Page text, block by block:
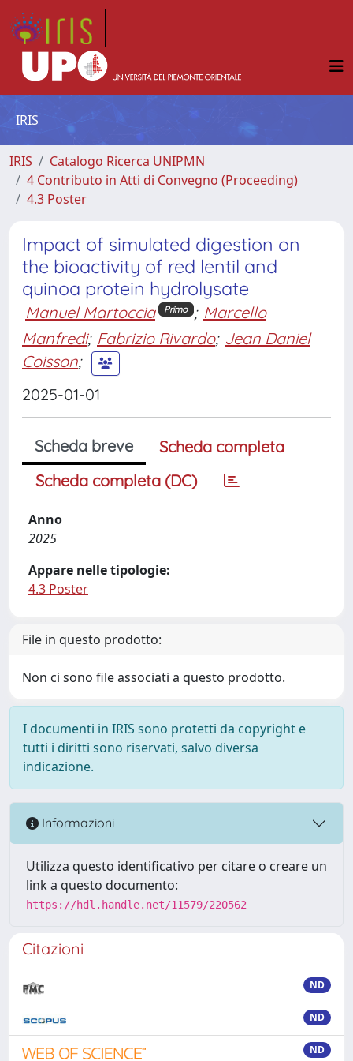
IRIS
IRIS
Catalogo Ricerca UNIPMN
4 Contributo in Atti di Convegno (Proceeding)
4.3 Poster
Impact of simulated digestion on
the bioactivity of red lentil and
quinoa protein hydrolysate
Manuel Martoccia Primo ; Marcello
Manfredi; Fabrizio Rivardo; Jean Daniel
Coisson;
2025-01-01
Scheda breve
Scheda completa
Scheda completa (DC)
Anno
2025
Appare nelle tipologie:
4.3 Poster
File in questo prodotto:
Non ci sono file associati a questo prodotto.
I documenti in IRIS sono protetti da copyright e
tutti i diritti sono riservati, salvo diversa
indicazione.
Informazioni
Utilizza questo identificativo per citare o creare un
link a questo documento:
https://hdl.handle.net/11579/220562
Citazioni
ND
ND
ND